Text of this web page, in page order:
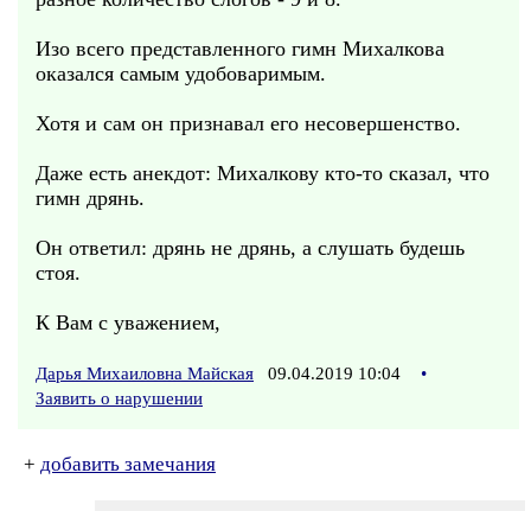
Изо всего представленного гимн Михалкова
оказался самым удобоваримым.
Хотя и сам он признавал его несовершенство.
Даже есть анекдот: Михалкову кто-то сказал, что
гимн дрянь.
Он ответил: дрянь не дрянь, а слушать будешь
стоя.
К Вам с уважением,
Дарья Михаиловна Майская 09.04.2019 10:04
•
Заявить о нарушении
+ добавить замечания